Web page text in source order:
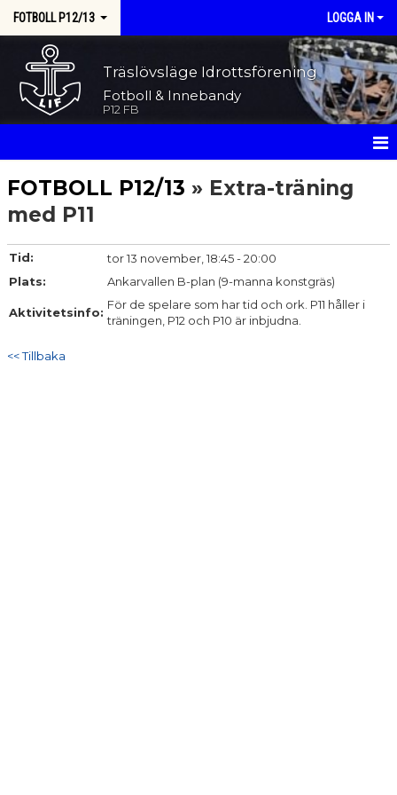
FOTBOLL P12/13 LOGGA IN
Träslövsläge Idrottsförening
Fotboll & Innebandy
P12 FB
HEM
NYHETER
KALENDER
FOTBOLL P12/13 » Extra-träning
med P11
Tid:
tor 13 november, 18:45 - 20:00
Plats:
Ankarvallen B-plan (9-manna konstgräs)
Aktivitetsinfo:
För de spelare som har tid och ork. P11 håller i
träningen, P12 och P10 är inbjudna.
<< Tillbaka